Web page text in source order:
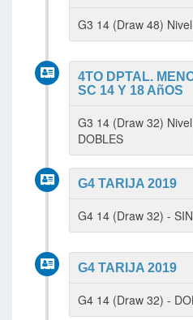
G3 14 (Draw 48)
4TO DPTAL.
SC 14 Y 18 AñOS
G3 14 (Draw 32)
DOBLES
G4 TARIJA 2019
G4 14 (Draw 32) -
G4 TARIJA 2019
G4 14 (Draw 32) -